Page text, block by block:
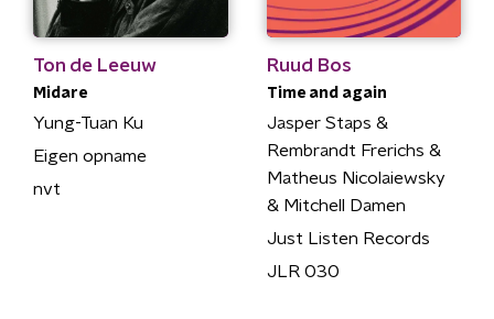
Ton de Leeuw
Midare
Yung-Tuan Ku
Eigen opname
nvt
Ruud Bos
Time and again
Jasper Staps &
Rembrandt Frerichs &
Matheus Nicolaiewsky
& Mitchell Damen
Just Listen Records
JLR 030